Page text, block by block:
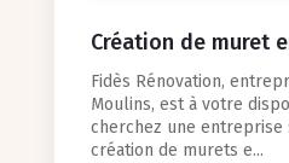
Création de muret
Fidès Rénovation,
Moulins, est à votre
cherchez une entreprise
création de murets e...